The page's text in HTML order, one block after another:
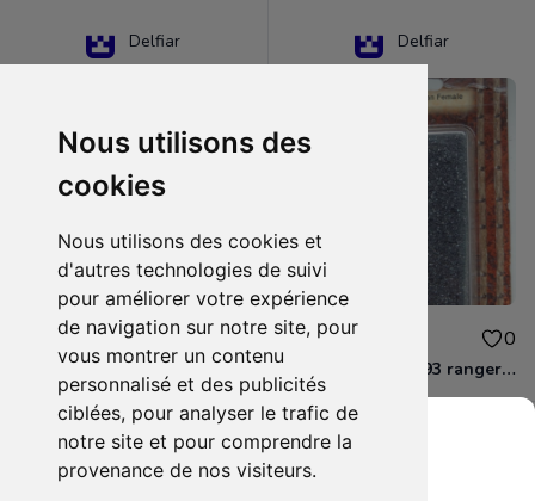
Nous utilisons des
cookies
Nous utilisons des cookies et
d'autres technologies de suivi
pour améliorer votre expérience
de navigation sur notre site, pour
vous montrer un contenu
personnalisé et des publicités
ciblées, pour analyser le trafic de
notre site et pour comprendre la
provenance de nos visiteurs.
Delfiar
15.00€ 0
D&D - 88286 paladin human male Miniature - Donjons Dragons
Delfiar
12.00€ 0
D&D - WOC 40093 ranger human female Miniature - Donjons Dragons